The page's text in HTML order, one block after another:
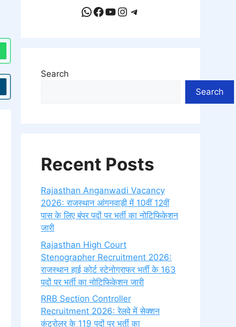
WhatsApp
Facebook
YouTube
Instagram
Telegram
Search
Search
Recent Posts
Rajasthan Anganwadi Vacancy
2026: राजस्थान आंगनवाड़ी में 10वीं 12वीं
पास के लिए बंपर पदों पर भर्ती का नोटिफिकेशन
जारी
Rajasthan High Court
Stenographer Recruitment 2026:
राजस्थान हाई कोर्ट स्टेनोग्राफर भर्ती के 163
पदों पर भर्ती का नोटिफिकेशन जारी
RRB Section Controller
Recruitment 2026: रेलवे में सेक्शन
कंट्रोलर के 119 पदों पर भर्ती का